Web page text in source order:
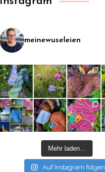
meinewuseleien
Mehr laden...
Auf Instagram folgen